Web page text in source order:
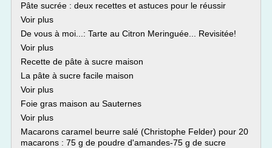
Pâte sucrée : deux recettes et astuces pour le réussir
Voir plus
De vous à moi...: Tarte au Citron Meringuée... Revisitée!
Voir plus
Recette de pâte à sucre maison
La pâte à sucre facile maison
Voir plus
Foie gras maison au Sauternes
Voir plus
Macarons caramel beurre salé (Christophe Felder) pour 20
macarons : 75 g de poudre d'amandes-75 g de sucre